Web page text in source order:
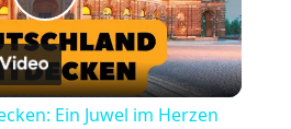
Play
Video
Ein Juwel im Herzen